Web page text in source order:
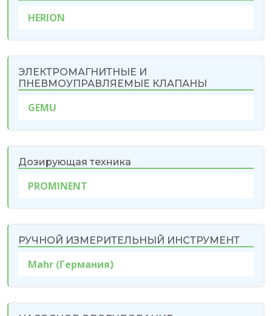
HERIОN
ЭЛЕКТРОМАГНИТНЫЕ И
ПНЕВМОУПРАВЛЯЕМЫЕ КЛАПАНЫ
GEMU
Дозирующая техника
PROMINENT
РУЧНОЙ ИЗМЕРИТЕЛЬНЫЙ ИНСТРУМЕНТ
Mahr (Германия)